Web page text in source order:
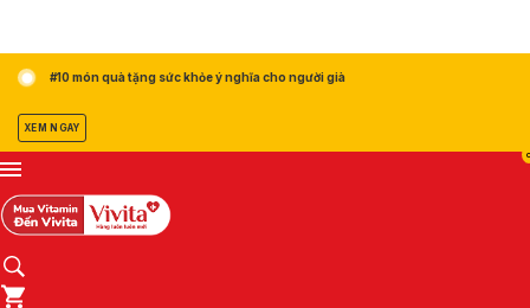
#10 món quà tặng sức khỏe ý nghĩa cho người già
XEM NGAY
0